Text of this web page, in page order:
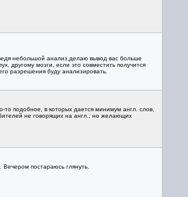
небольшой анализ,делаю вывод вас больше
другому мозги, если это совместить получится
разрешения буду анализировать.
подобное, в которых дается минимум англ. слов,
не говорящих на англ., но желающих
постараюсь глянуть.